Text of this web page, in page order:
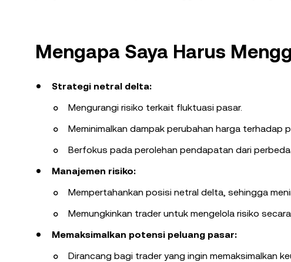
Mengapa Saya Harus
Strategi netral delta:
Mengurangi risiko terkait fluktuasi pasar.
Meminimalkan dampak perubahan harga terhadap
Berfokus pada perolehan pendapatan dari
Manajemen risiko:
Mempertahankan posisi netral delta, sehingga
Memungkinkan trader untuk mengelola risiko
Memaksimalkan potensi peluang pasar:
Dirancang bagi trader yang ingin memaksimalkan